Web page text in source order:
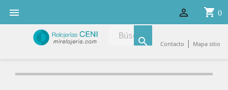
 shopping_cart 0

 Contacto | Mapa sitio